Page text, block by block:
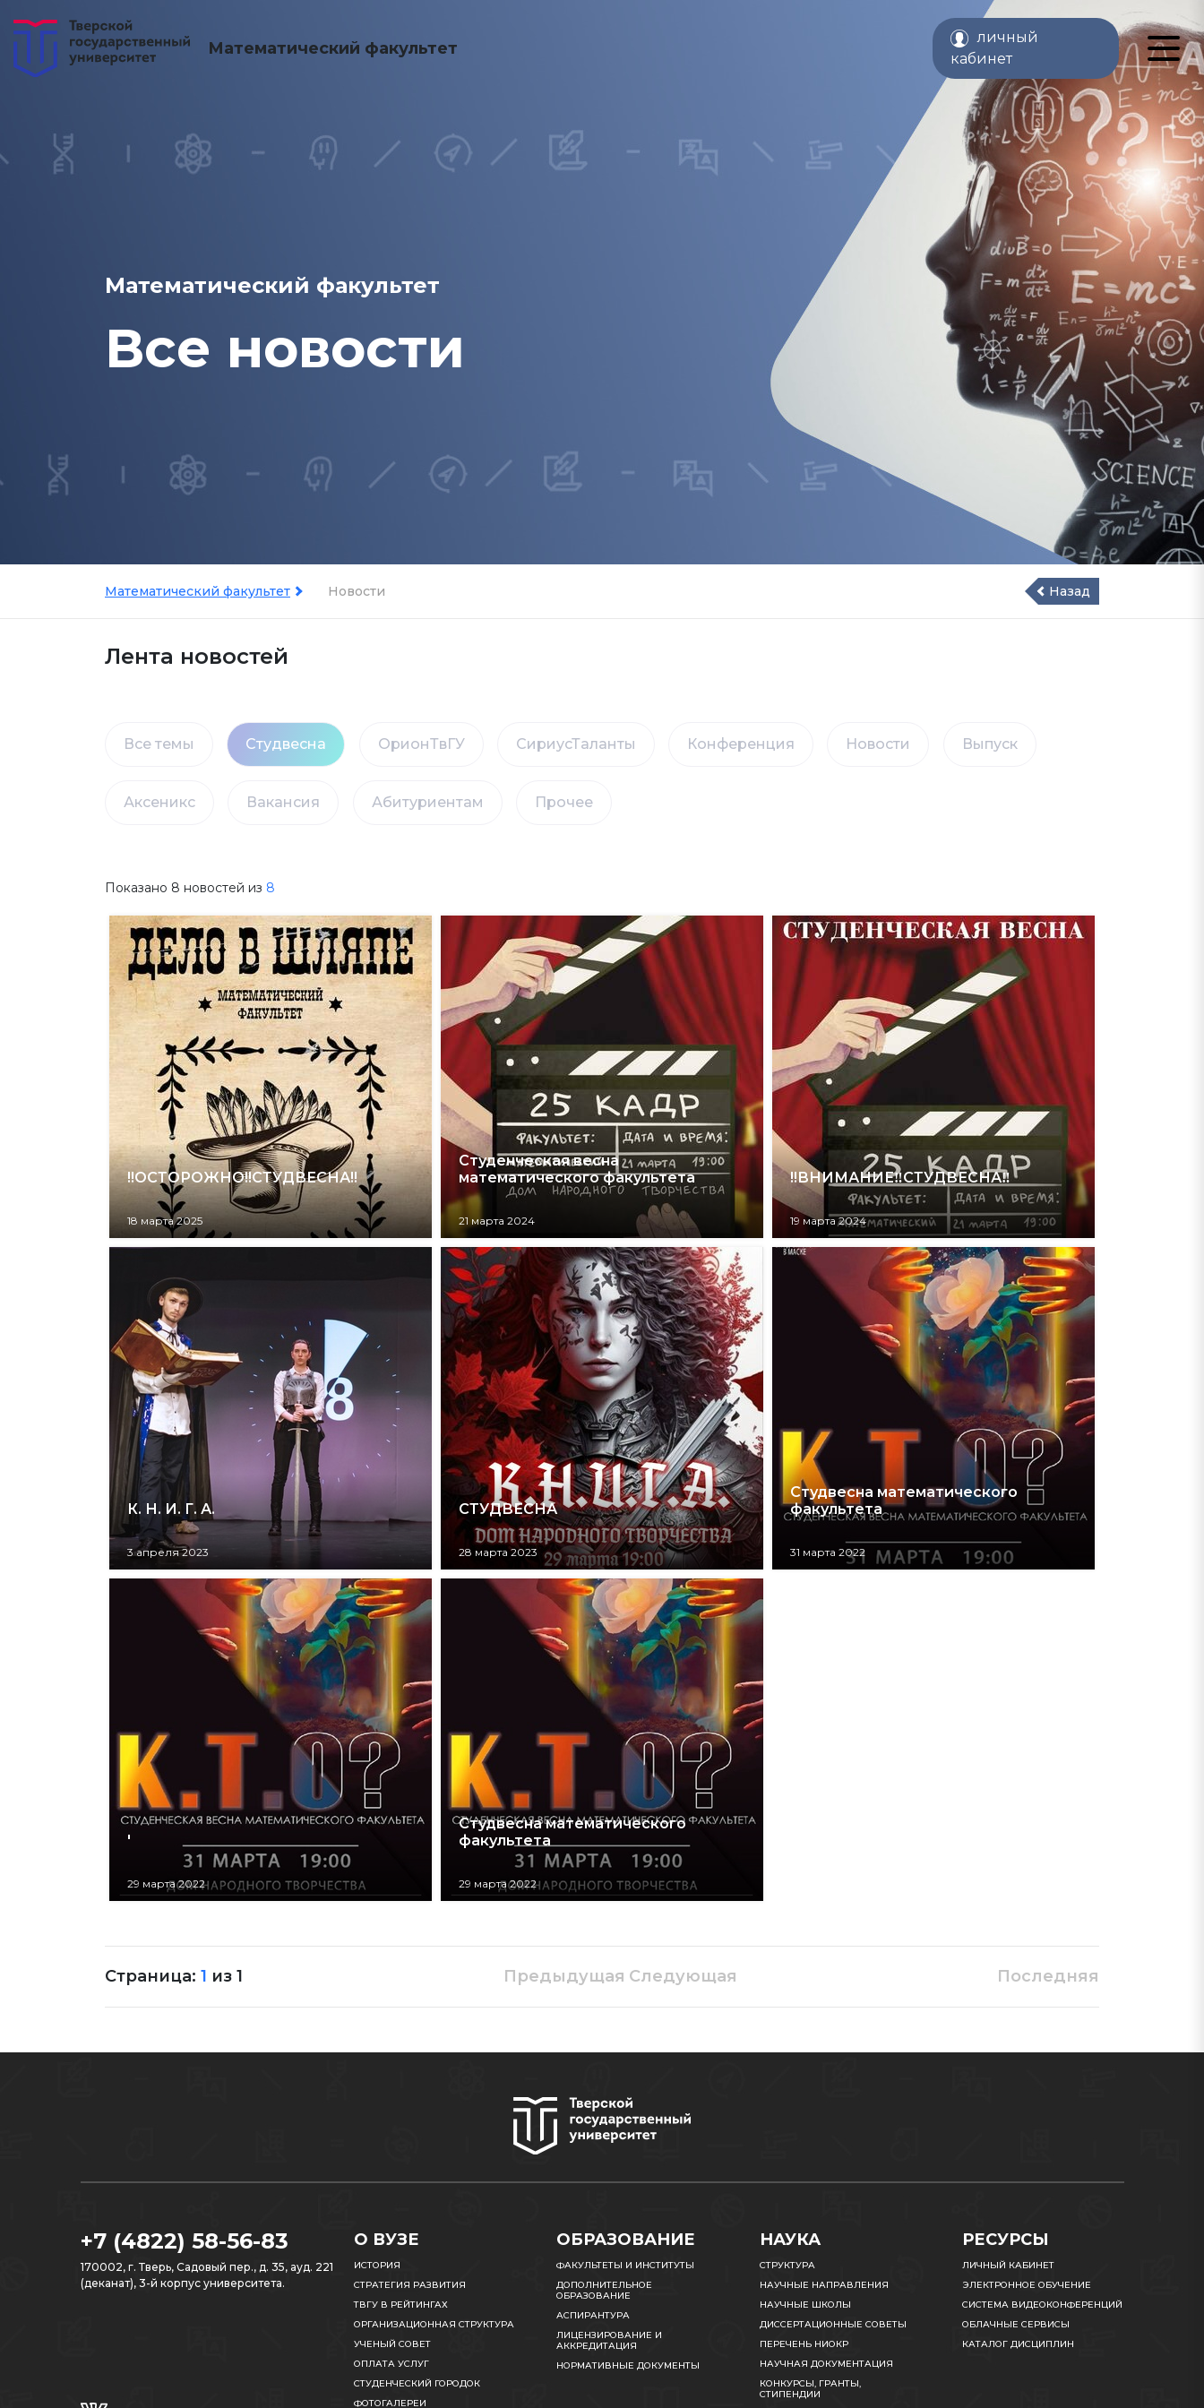
Математический факультет
личный
кабинет
Математический факультет
Все новости
Математический факультет Новости Назад
Лента новостей
Все темы Студвесна ОрионТвГУ СириусТаланты Конференция Новости Выпуск
Аксеникс Вакансия Абитуриентам Прочее
Показано 8 новостей из 8
!!ОСТОРОЖНО!!СТУДВЕСНА!!
18 марта 2025
Студенческая весна
математического факультета
21 марта 2024
!!ВНИМАНИЕ‼СТУДВЕСНА‼
19 марта 2024
К. Н. И. Г. А.
3 апреля 2023
СТУДВЕСНА
28 марта 2023
Студвесна математического
факультета
31 марта 2022
'
29 марта 2022
Студвесна математического
факультета
29 марта 2022
Страница: 1 из 1 Предыдущая Следующая Последняя
+7 (4822) 58-56-83
170002, г. Тверь, Садовый пер., д. 35, ауд. 221
(деканат), 3-й корпус университета.
О ВУЗЕ
ИСТОРИЯ
СТРАТЕГИЯ РАЗВИТИЯ
ТВГУ В РЕЙТИНГАХ
ОРГАНИЗАЦИОННАЯ СТРУКТУРА
УЧЕНЫЙ СОВЕТ
ОПЛАТА УСЛУГ
СТУДЕНЧЕСКИЙ ГОРОДОК
ФОТОГАЛЕРЕИ
ОБРАЗОВАНИЕ
ФАКУЛЬТЕТЫ И ИНСТИТУТЫ
ДОПОЛНИТЕЛЬНОЕ
ОБРАЗОВАНИЕ
АСПИРАНТУРА
ЛИЦЕНЗИРОВАНИЕ И
АККРЕДИТАЦИЯ
НОРМАТИВНЫЕ ДОКУМЕНТЫ
НАУКА
СТРУКТУРА
НАУЧНЫЕ НАПРАВЛЕНИЯ
НАУЧНЫЕ ШКОЛЫ
ДИССЕРТАЦИОННЫЕ СОВЕТЫ
ПЕРЕЧЕНЬ НИОКР
НАУЧНАЯ ДОКУМЕНТАЦИЯ
КОНКУРСЫ, ГРАНТЫ,
СТИПЕНДИИ
РЕСУРСЫ
ЛИЧНЫЙ КАБИНЕТ
ЭЛЕКТРОННОЕ ОБУЧЕНИЕ
СИСТЕМА ВИДЕОКОНФЕРЕНЦИЙ
ОБЛАЧНЫЕ СЕРВИСЫ
КАТАЛОГ ДИСЦИПЛИН